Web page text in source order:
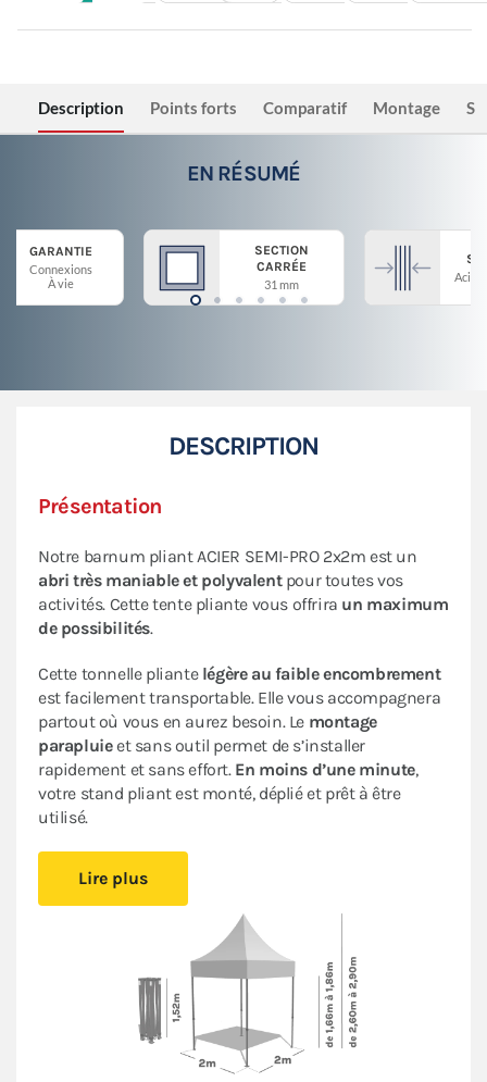
Description Points forts Comparatif Montage
EN RÉSUMÉ
GARANTIE
Connexions
À vie
SECTION
CARRÉE
31 mm
Acier
DESCRIPTION
Présentation
Notre barnum pliant ACIER SEMI-PRO 2x2m est un
abri très maniable et polyvalentpour toutes vos
activités. Cette tente pliante vous offrira un maximum
de possibilités.
Cette tonnelle pliante légère au faible encombrement
est facilement transportable. Elle vous accompagnera
partout où vous en aurez besoin. Le montage
parapluieet sans outil permet de s’installer
rapidement et sans effort. En moins d’une minute,
votre stand pliant est monté, déplié et prêt à être
utilisé.
320gr/m² est renforcée au niveau des angles. Elle est
complètement étanche
. L’armature en acier dotée
d’une peinture antirouille garantit sa durabilité pour
utilisation occasionnelle à régulière
Ce stand pliant estpolyvalent
tarif très
abordable pour les particuliers et les professionnels
Lire plus